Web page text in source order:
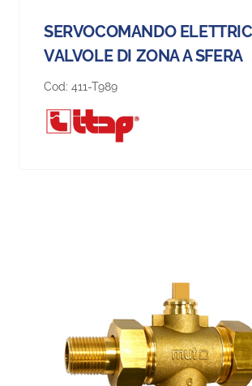
SERVOCOMANDO
VALVOLE DI ZONA A SFERA
Cod: 411-T989